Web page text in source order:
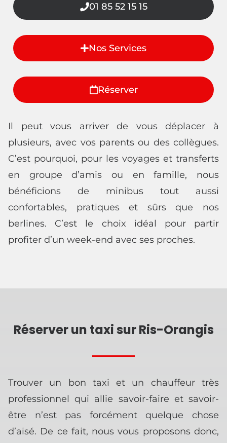
01 85 52 15 15
Nos Services
Réserver
Il peut vous arriver de vous déplacer à
plusieurs, avec vos parents ou des collègues.
C’est pourquoi, pour les voyages et transferts
en groupe d’amis ou en famille, nous
bénéficions de minibus tout aussi
confortables, pratiques et sûrs que nos
berlines. C’est le choix idéal pour partir
profiter d’un week-end avec ses proches.
Réserver un taxi sur Ris-Orangis
Trouver un bon taxi et un chauffeur très
professionnel qui allie savoir-faire et savoir-
être n’est pas forcément quelque chose
d’aisé. De ce fait, nous vous proposons donc,